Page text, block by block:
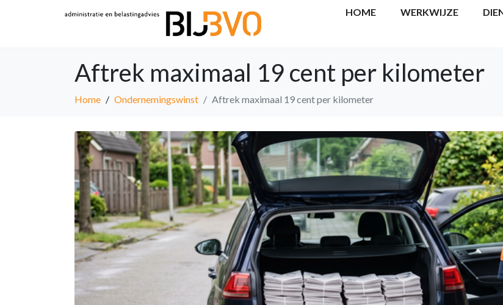
HOME WERKWIJZE
Aftrek maximaal 19 cent per kilometer
Home Ondernemingswinst Aftrek maximaal 19 cent per kilometer